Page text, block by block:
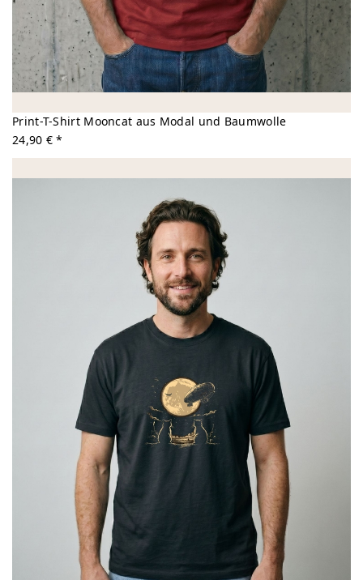
Print-T-Shirt Mooncat aus Modal und Baumwolle
24,90 € *